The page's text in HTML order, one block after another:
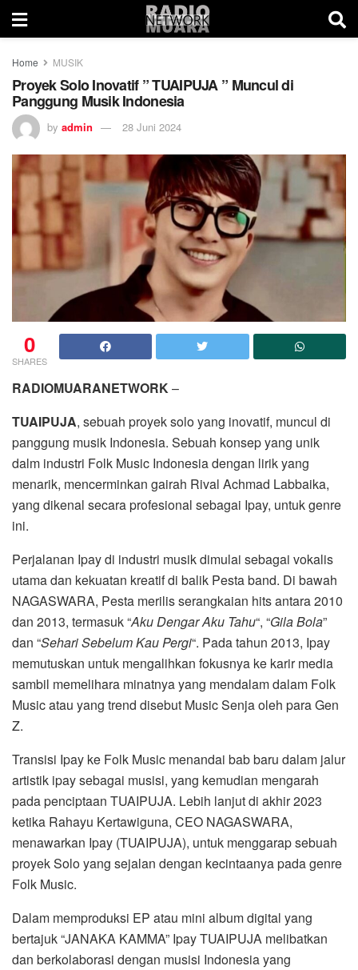
Home MUSIK
Proyek Solo Inovatif ” TUAIPUJA ” Muncul di
Panggung Musik Indonesia
by admin 28 Juni 2024
0
SHARES
RADIOMUARANETWORK–
TUAIPUJA, sebuah proyek solo yang inovatif, muncul di
panggung musik Indonesia. Sebuah konsep yang unik
dalm industri Folk Music Indonesia dengan lirik yang
menarik, mencerminkan gairah Rival Achmad Labbaika,
yang dikenal secara profesional sebagai Ipay, untuk genre
ini.
Perjalanan Ipay di industri musik dimulai sebagai vokalis
utama dan kekuatan kreatif di balik Pesta band. Di bawah
NAGASWARA, Pesta merilis serangkaian hits antara 2010
dan 2013, termasuk “Aku Dengar Aku Tahu“, “Gila Bola”
dan “Sehari Sebelum Kau Pergi“. Pada tahun 2013, Ipay
memutuskan untuk mengalihkan fokusnya ke karir media
sambil memelihara minatnya yang mendalam dalam Folk
Music atau yang trend disebut Music Senja oleh para Gen
Z.
Transisi Ipay ke Folk Music menandai bab baru dalam jalur
artistik ipay sebagai musisi, yang kemudian mengarah
pada penciptaan TUAIPUJA. Lebih lanjut di akhir 2023
ketika Rahayu Kertawiguna, CEO NAGASWARA,
menawarkan Ipay (TUAIPUJA), untuk menggarap sebuah
proyek Solo yang sejalan dengan kecintaanya pada genre
Folk Music.
Dalam memproduksi EP atau mini album digital yang
bertajuk “JANAKA KAMMA” Ipay TUAIPUJA melibatkan
dan berkolaborasi dengan musisi Indonesia yang